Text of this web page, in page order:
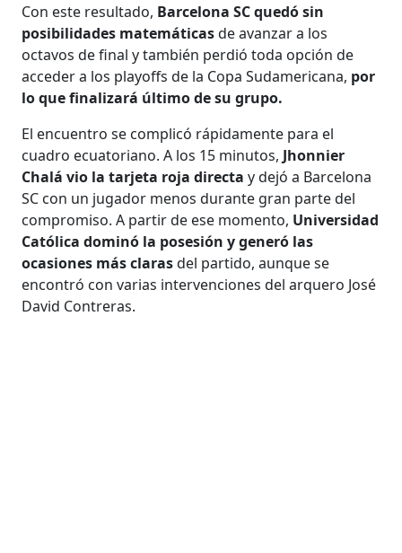
Con este resultado, Barcelona SC quedó sin
posibilidades matemáticasde avanzar a los
octavos de final y también perdió toda opción de
acceder a los playoffs de la Copa Sudamericana, por
lo que finalizará último de su grupo.
El encuentro se complicó rápidamente para el
cuadro ecuatoriano. A los 15 minutos, Jhonnier
Chalá vio la tarjeta roja directa y dejó a Barcelona
SC con un jugador menos durante gran parte del
compromiso. A partir de ese momento, Universidad
Católica dominó la posesión y generó las
ocasiones más clarasdel partido, aunque se
encontró con varias intervenciones del arquero José
David Contreras.